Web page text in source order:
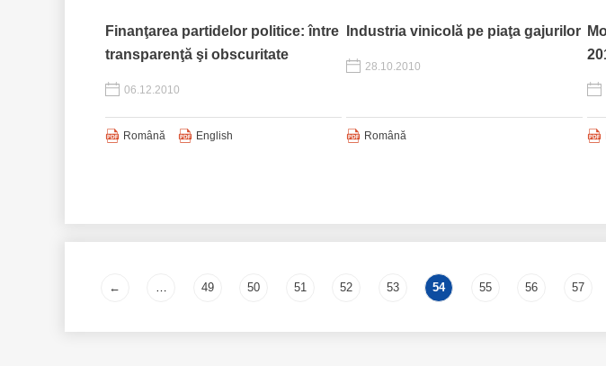
Finanţarea partidelor politice: între
transparenţă şi obscuritate
06.12.2010
Română English
Industria vinicolă pe piaţa gajurilor
28.10.2010
Română
← … 49 50 51 52 53 54 55 56 57